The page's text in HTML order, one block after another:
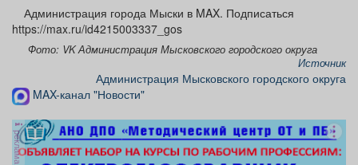
Администрация города Мыски в MAX. Подписаться
https://max.ru/id4215003337_gos
Фото: VK Администрация Мысковского городского округа
Источник
Администрация Мысковского городского округа
MAX-канал "Новости"
реклама